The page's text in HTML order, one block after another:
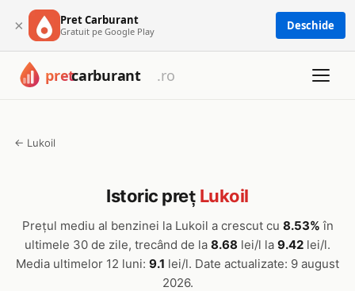
× Pret Carburant
Gratuit pe Google Play Deschide
← Lukoil
Istoric preț Lukoil
Prețul mediu al benzinei la Lukoil a crescut cu 8.53% în
ultimele 30 de zile, trecând de la 8.68 lei/l la 9.42 lei/l.
Media ultimelor 12 luni: 9.1 lei/l. Date actualizate: 9 august
2026.